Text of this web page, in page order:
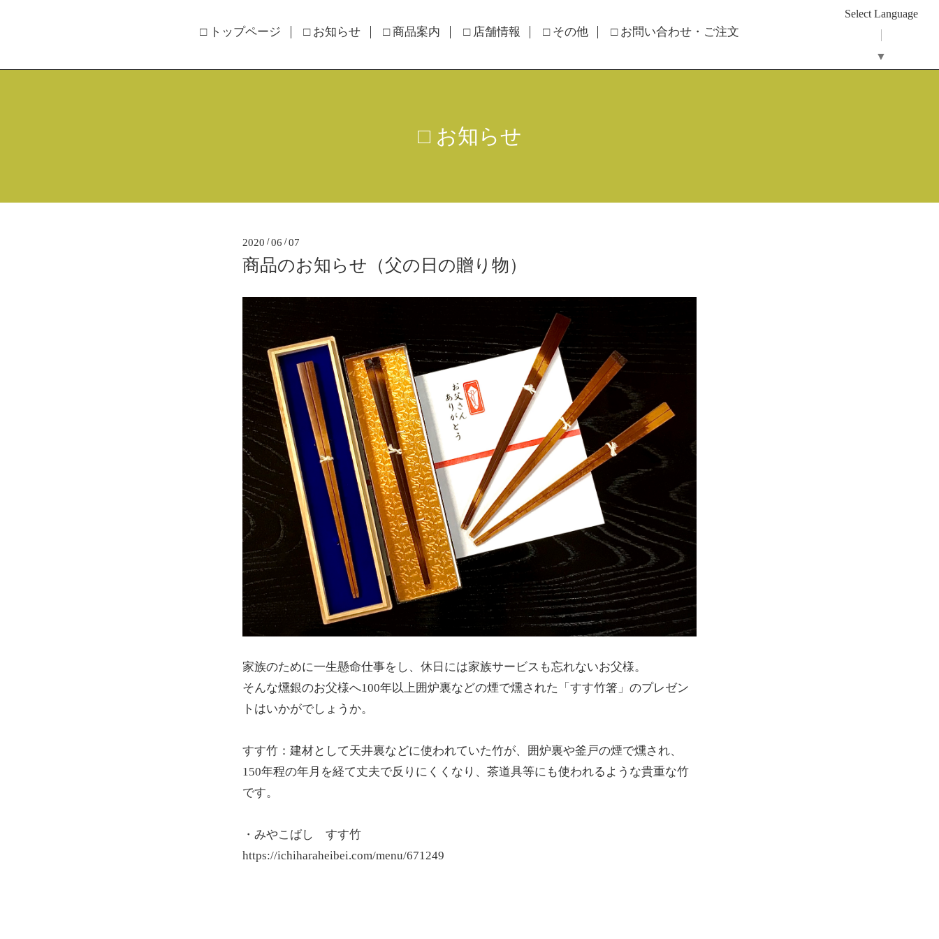
Select Language
▼
□ トップページ □ お知らせ □ 商品案内 □ 店舗情報 □ その他 □ お問い合わせ・ご注文
□ お知らせ
2020 /06 /07
商品のお知らせ（父の日の贈り物）
家族のために一生懸命仕事をし、休日には家族サービスも忘れないお父様。
そんな燻銀のお父様へ100年以上囲炉裏などの煙で燻された「すす竹箸」のプレゼン
トはいかがでしょうか。
すす竹：建材として天井裏などに使われていた竹が、囲炉裏や釜戸の煙で燻され、
150年程の年月を経て丈夫で反りにくくなり、茶道具等にも使われるような貴重な竹
です。
・みやこばし すす竹
https://ichiharaheibei.com/menu/671249